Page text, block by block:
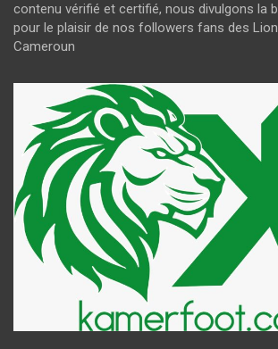
contenu vérifié et certifié, nous divulgons la
pour le plaisir de nos followers fans des
Cameroun